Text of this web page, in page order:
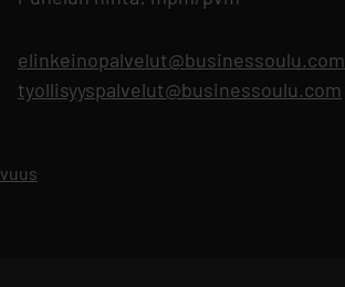
elinkeinopalvelut@businessoulu.com
tyollisyyspalvelut@businessoulu.com
välilehteen